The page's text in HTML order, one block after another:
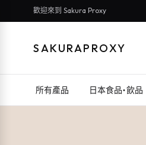
歡迎來到 Sakura Proxy
SAKURAPROXY
所有產品 日本食品・飲品